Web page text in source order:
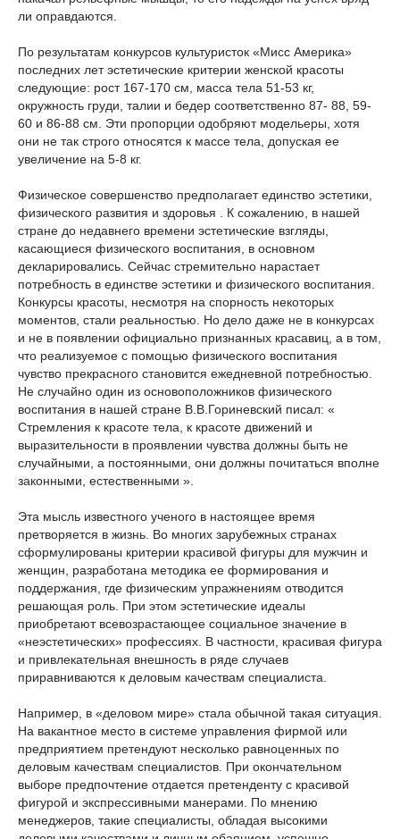
ли оправдаются.
По результатам конкурсов культуристок «Мисс Америка»
последних лет эстетические критерии женской красоты
следующие: рост 167-170 см, масса тела 51-53 кг,
окружность груди, талии и бедер соответственно 87- 88, 59-
60 и 86-88 см. Эти пропорции одобряют модельеры, хотя
они не так строго относятся к массе тела, допуская ее
увеличение на 5-8 кг.
Физическое совершенство предполагает единство эстетики,
физического развития и здоровья . К сожалению, в нашей
стране до недавнего времени эстетические взгляды,
касающиеся физического воспитания, в основном
декларировались. Сейчас стремительно нарастает
потребность в единстве эстетики и физического воспитания.
Конкурсы красоты, несмотря на спорность некоторых
моментов, стали реальностью. Но дело даже не в конкурсах
и не в появлении официально признанных красавиц, а в том,
что реализуемое с помощью физического воспитания
чувство прекрасного становится ежедневной потребностью.
Не случайно один из основоположников физического
воспитания в нашей стране В.В.Гориневский писал: «
Стремления к красоте тела, к красоте движений и
выразительности в проявлении чувства должны быть не
случайными, а постоянными, они должны почитаться вполне
законными, естественными ».
Эта мысль известного ученого в настоящее время
претворяется в жизнь. Во многих зарубежных странах
сформулированы критерии красивой фигуры для мужчин и
женщин, разработана методика ее формирования и
поддержания, где физическим упражнениям отводится
решающая роль. При этом эстетические идеалы
приобретают всевозрастающее социальное значение в
«неэстетических» профессиях. В частности, красивая фигура
и привлекательная внешность в ряде случаев
приравниваются к деловым качествам специалиста.
Например, в «деловом мире» стала обычной такая ситуация.
На вакантное место в системе управления фирмой или
предприятием претендуют несколько равноценных по
деловым качествам специалистов. При окончательном
выборе предпочтение отдается претенденту с красивой
фигурой и экспрессивными манерами. По мнению
менеджеров, такие специалисты, обладая высокими